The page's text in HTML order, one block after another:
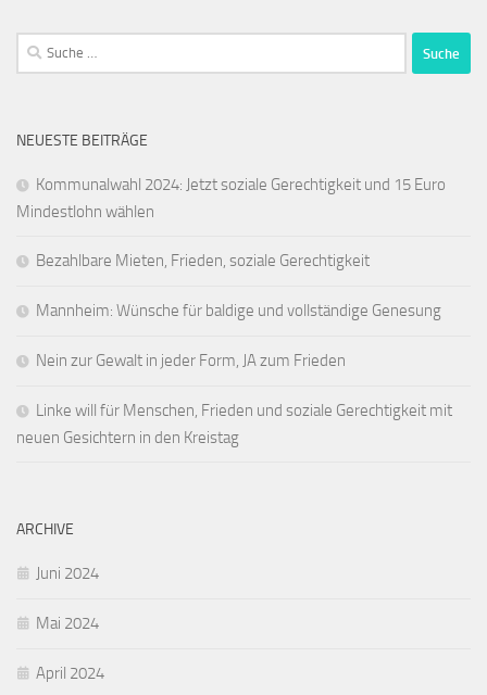
Suche
nach:
NEUESTE BEITRÄGE
Kommunalwahl 2024: Jetzt soziale Gerechtigkeit und 15 Euro
Mindestlohn wählen
Bezahlbare Mieten, Frieden, soziale Gerechtigkeit
Mannheim: Wünsche für baldige und vollständige Genesung
Nein zur Gewalt in jeder Form, JA zum Frieden
Linke will für Menschen, Frieden und soziale Gerechtigkeit mit
neuen Gesichtern in den Kreistag
ARCHIVE
Juni 2024
Mai 2024
April 2024